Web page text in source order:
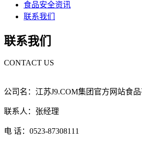
食品安全资讯
联系我们
联系我们
CONTACT US
公司名：江苏J9.COM集团官方网站食
联系人：张经理
电 话：0523-87308111